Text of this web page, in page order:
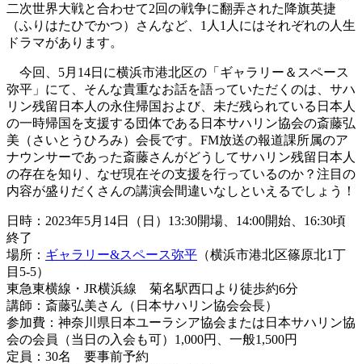
二次世界大戦と合わせて2回の戦争に翻弄された降旗英捷
（ふりはたひでかつ）さんなど、1人1人にはそれぞれの人生
ドラマがあります。
今回、5月14日に横浜市港北区の「ギャラリー＆スペース
弥平」にて、そんな貴重なお話を語っていただくのは、サハ
リン残留日本人の永住帰国および、未だ残られている日本人
の一時帰国を支援する団体である日本サハリン協会の斎藤弘
美（さいとうひろみ）会長です。FM放送の報道課所属のア
ナウンサーであった斎藤さんがどうしてサハリン残留日本人
の存在を知り、なぜ現在その支援を行っているのか？注目の
内容が盛りだくさんの講演会間違いなしといえるでしょう！
日時：2023年5月14日（日）13:30開場、14:00開始、16:30頃
終了
場所： ギャラリー&スペース弥平 （横浜市港北区篠原北1丁
目5-5）
東急東横線・JR横浜線 菊名駅西口より徒歩約6分
講師：斎藤弘美さん（日本サハリン協会会長）
参加費：神奈川県日本ユーラシア協会または日本サハリン協
会の会員（当日の入会も可）1,000円、一般1,500円
定員：30名 要事前予約